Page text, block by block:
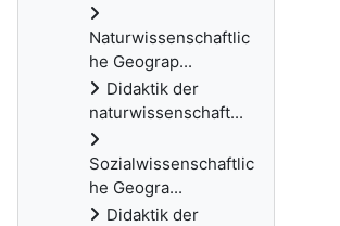
Naturwissenschaftlic
he Geograp...
Didaktik der
naturwissenschaft...
Sozialwissenschaftlic
he Geogra...
Didaktik der